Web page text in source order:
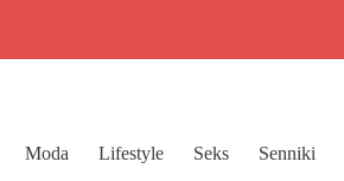
Moda Lifestyle Seks Senniki